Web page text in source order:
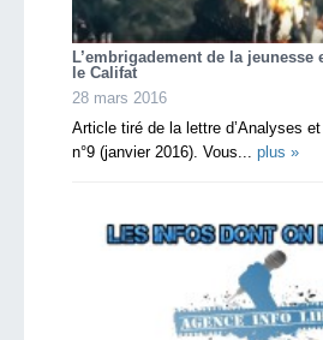
L’embrigadement de la jeunesse
le Califat
28 mars 2016
Article tiré de la lettre d’Analyses
n°9 (janvier 2016). Vous... plus »